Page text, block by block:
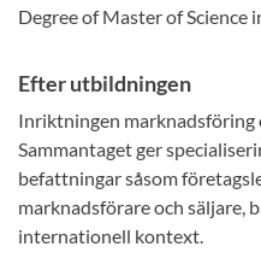
Degree of Master of Science
Efter utbildningen
Inriktningen marknadsföring
Sammantaget ger
befattningar såsom
marknadsförare och säljare,
internationell kontext.